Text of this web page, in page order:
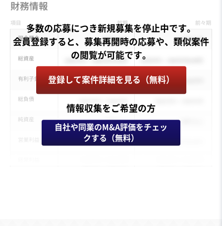
多数の応募につき新規募集を停止中です。
会員登録すると、募集再開時の応募や、類似案件
登録して案件詳細を見る（無料）
情報収集をご希望の方
自社や同業のM&A評価をチェッ
クする（無料）